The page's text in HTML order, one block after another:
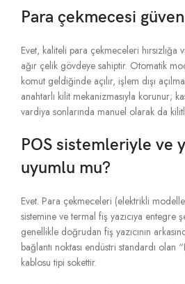
Para çekmecesi
Evet, kaliteli para çekmeceleri
ağır çelik gövdeye sahiptir. Otomatik
komut geldiğinde açılır, işlem dışı
anahtarlı kilit mekanizmasıyla korunur;
vardiya sonlarında manuel olarak da
POS sistemleriyle ve
uyumlu mu?
Evet. Para çekmeceleri (elektrikli
sistemine ve termal fiş yazıcıya entegre
genellikle doğrudan fiş yazıcının
bağlantı noktası endüstri standardı olan
kablosu tipi sokettir.